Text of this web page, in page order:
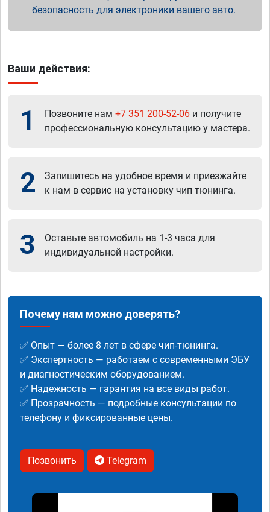
безопасность для электроники вашего авто.
Ваши действия:
1 Позвоните нам +7 351 200-52-06 и получите
профессиональную консультацию у мастера.
2
Запишитесь на удобное время и приезжайте
к нам в сервис на установку чип тюнинга.
3
Оставьте автомобиль на 1-3 часа для
индивидуальной настройки.
Почему нам можно доверять?
✅ Опыт — более 8 лет в сфере чип-тюнинга.
✅ Экспертность — работаем с современными ЭБУ
и диагностическим оборудованием.
✅ Надежность — гарантия на все виды работ.
✅ Прозрачность — подробные консультации по
телефону и фиксированные цены.
Позвонить Telegram